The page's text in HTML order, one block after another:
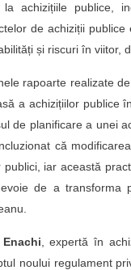
la achizițiile publice,
de achiziții
și riscuri în viitor,
rapoarte realizate
a achizițiilor publice
de planificare a unei
că
publici, iar această
de a transforma
, expertă în
noului regulament